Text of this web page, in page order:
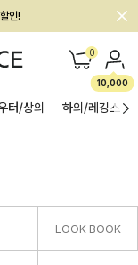
인!
0
10,000
터/상의 하의/레깅스
LOOK BOOK